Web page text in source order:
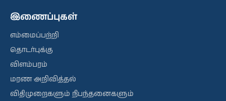
இணைப்புகள்
எம்மைப்பற்றி
தொடர்புக்கு
விளம்பரம்
மரண அறிவித்தல்
விதிமுறைகளும் நிபந்தனைகளும்